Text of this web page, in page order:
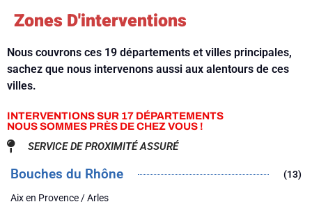
Zones D'interventions
Nous couvrons ces 19 départements et villes principales,
sachez que nous intervenons aussi aux alentours de ces
villes.
INTERVENTIONS SUR 17 DÉPARTEMENTS
NOUS SOMMES PRÈS DE CHEZ VOUS !
SERVICE DE PROXIMITÉ ASSURÉ
Bouches du Rhône (13)
Aix en Provence / Arles